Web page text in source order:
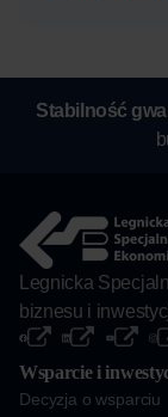
Stabilność
Legnicka
biznesu i
Wsparcie i
Decyzja o wsparciu